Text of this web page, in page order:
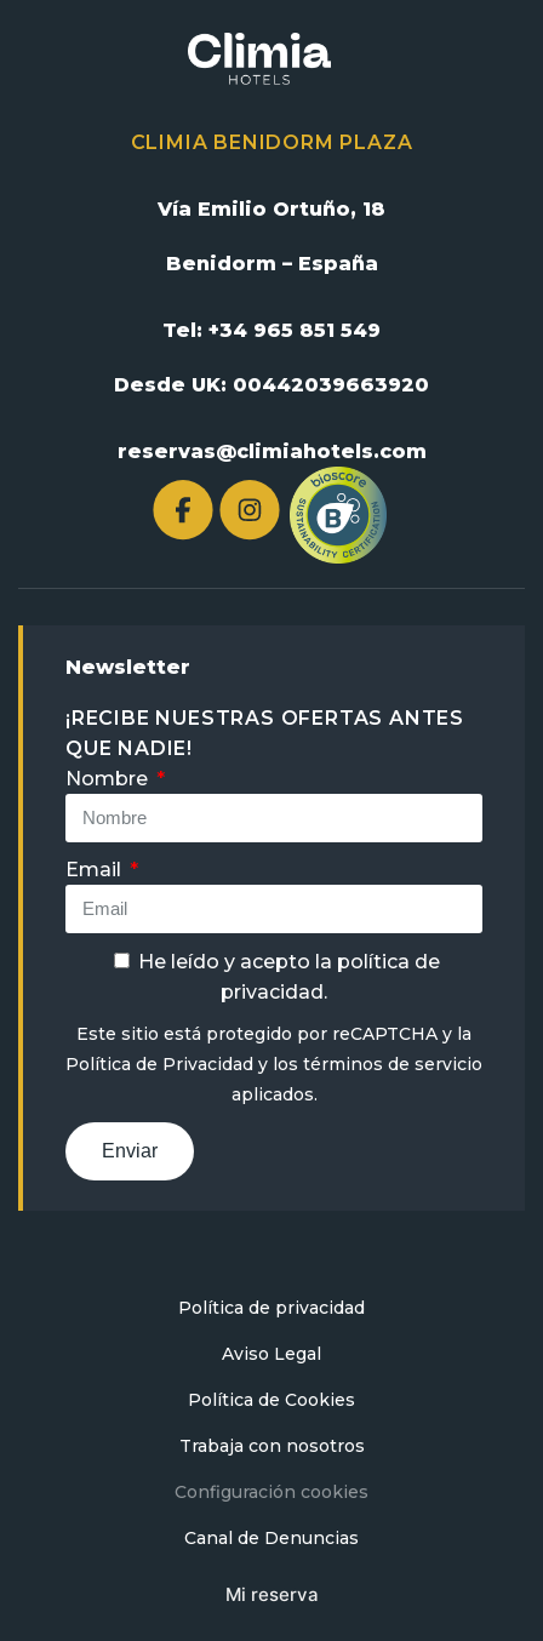
CLIMIA BENIDORM PLAZA
Vía Emilio Ortuño, 18
Benidorm – España
Tel: +34 965 851 549
Desde UK: 00442039663920
reservas@climiahotels.com
Newsletter
¡RECIBE NUESTRAS OFERTAS ANTES
QUE NADIE!
Nombre
Email
He leído y acepto la política de
privacidad.
Este sitio está protegido por reCAPTCHA y la
Política de Privacidad y los términos de servicio
aplicados.
Enviar
Política de privacidad
Aviso Legal
Política de Cookies
Trabaja con nosotros
Configuración cookies
Canal de Denuncias
Mi reserva